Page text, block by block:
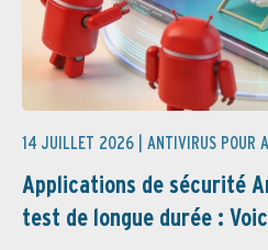
14 JUILLET 2026 | ANTIVIRUS POUR
Applications de sécurité
test de longue durée :